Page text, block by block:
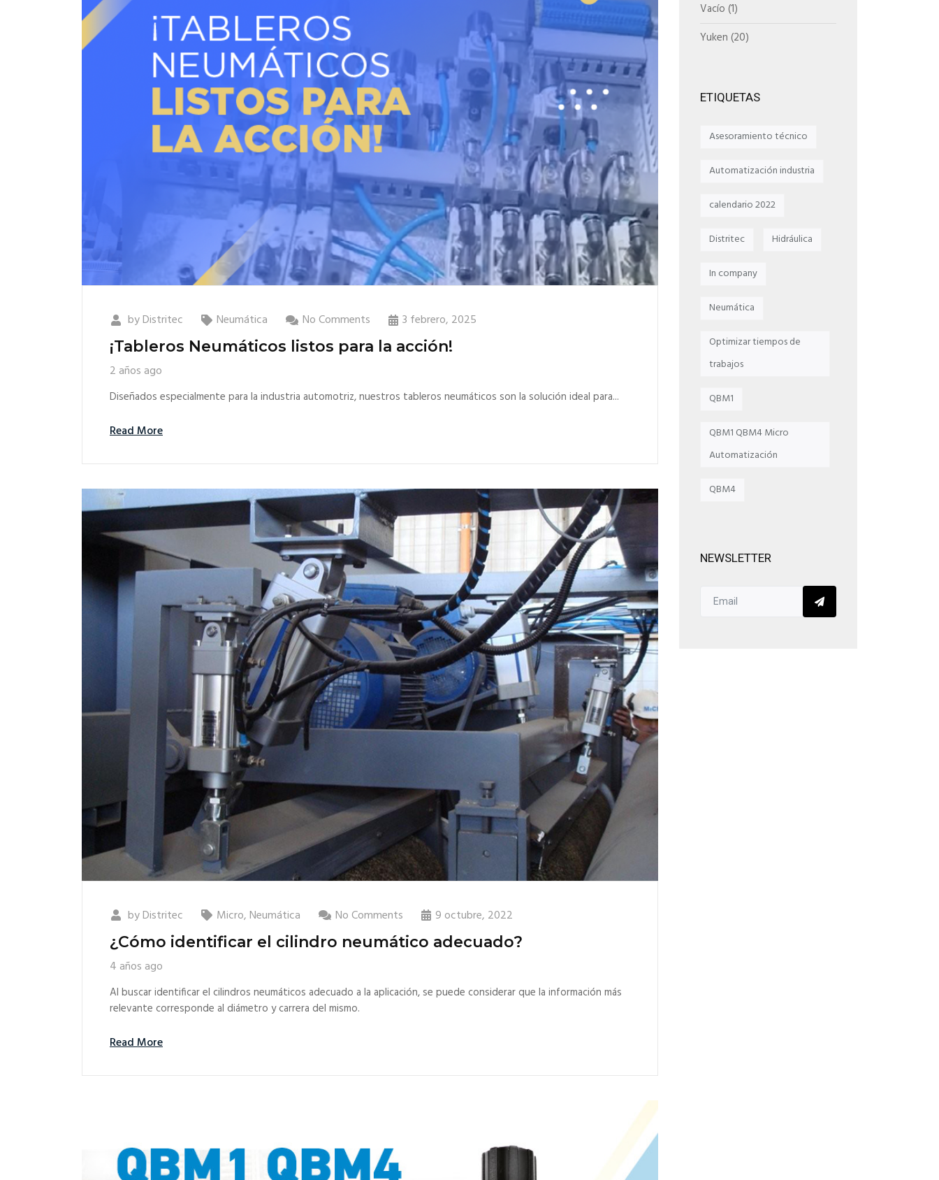
byDistritec Neumática No Comments 3 febrero, 2025
¡Tableros Neumáticos listos para la acción!
2 años ago
Diseñados especialmente para la industria automotriz, nuestros tableros neumáticos son la solución ideal para...
Read More
byDistritec Micro,Neumática No Comments 9 octubre, 2022
¿Cómo identificar el cilindro neumático adecuado?
4 años ago
Al buscar identificar el cilindros neumáticos adecuado a la aplicación, se puede considerar que la información más
relevante corresponde al diámetro y carrera del mismo.
Read More
Vacío (1)
Yuken (20)
ETIQUETAS
Asesoramiento técnico
Automatización industria
calendario 2022
Distritec Hidráulica
In company
Neumática
Optimizar tiempos de
trabajos
QBM1
QBM1 QBM4 Micro
Automatización
QBM4
NEWSLETTER